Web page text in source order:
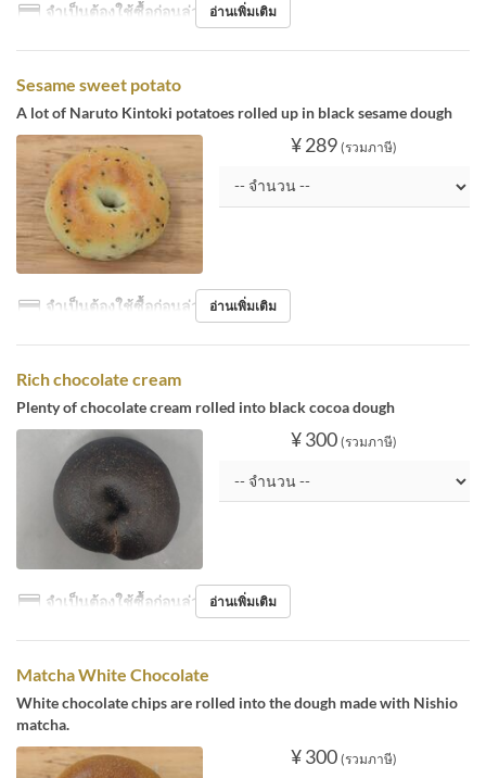
จำเป็นต้องใช้ซื้อก่อนล่วงหน้าอ่านเพิ่มเติม
Sesame sweet potato
A lot of Naruto Kintoki potatoes rolled up in black sesame dough
¥ 289 (รวมภาษี)
จำเป็นต้องใช้ซื้อก่อนล่วงหน้าอ่านเพิ่มเติม
Rich chocolate cream
Plenty of chocolate cream rolled into black cocoa dough
¥ 300 (รวมภาษี)
จำเป็นต้องใช้ซื้อก่อนล่วงหน้าอ่านเพิ่มเติม
Matcha White Chocolate
White chocolate chips are rolled into the dough made with Nishio
matcha.
¥ 300 (รวมภาษี)